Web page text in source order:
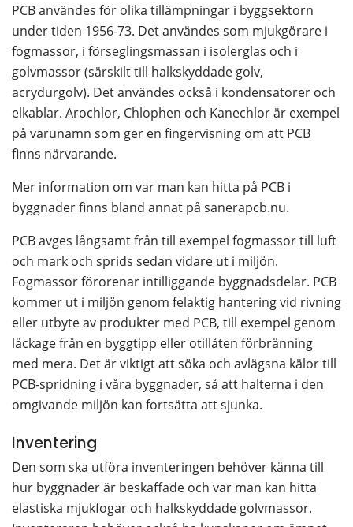
PCB användes för olika tillämpningar i byggsektorn
under tiden 1956-73. Det användes som mjukgörare i
fogmassor, i förseglingsmassan i isolerglas och i
golvmassor (särskilt till halkskyddade golv,
acrydurgolv). Det användes också i kondensatorer och
elkablar. Arochlor, Chlophen och Kanechlor är exempel
på varunamn som ger en fingervisning om att PCB
finns närvarande.
Mer information om var man kan hitta på PCB i
byggnader finns bland annat på sanerapcb.nu.
PCB avges långsamt från till exempel fogmassor till luft
och mark och sprids sedan vidare ut i miljön.
Fogmassor förorenar intilliggande byggnadsdelar. PCB
kommer ut i miljön genom felaktig hantering vid rivning
eller utbyte av produkter med PCB, till exempel genom
läckage från en byggtipp eller otillåten förbränning
med mera. Det är viktigt att söka och avlägsna kälor till
PCB-spridning i våra byggnader, så att halterna i den
omgivande miljön kan fortsätta att sjunka.
Inventering
Den som ska utföra inventeringen behöver känna till
hur byggnader är beskaffade och var man kan hitta
elastiska mjukfogar och halkskyddade golvmassor.